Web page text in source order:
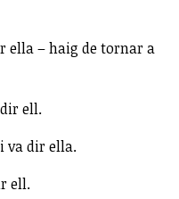
ella – haig de tornar a
ell.
va dir ella.
ell.